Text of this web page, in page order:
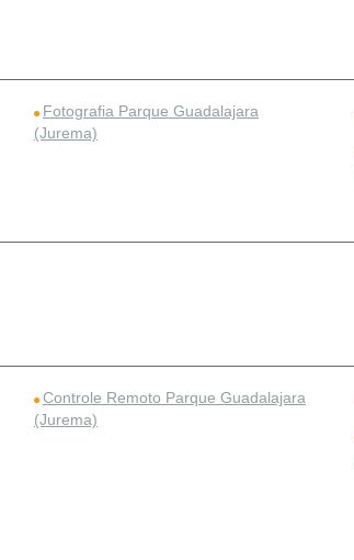
Fotografia Parque Guadalajara
(Jurema)
Controle Remoto Parque Guadalajara
(Jurema)